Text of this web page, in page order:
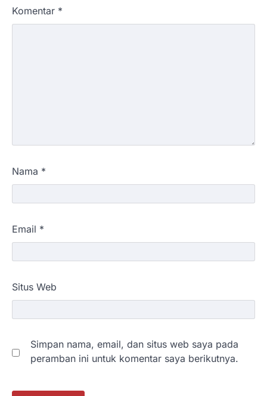
Komentar *
Nama *
Email *
Situs Web
Simpan nama, email, dan situs web saya pada
peramban ini untuk komentar saya berikutnya.